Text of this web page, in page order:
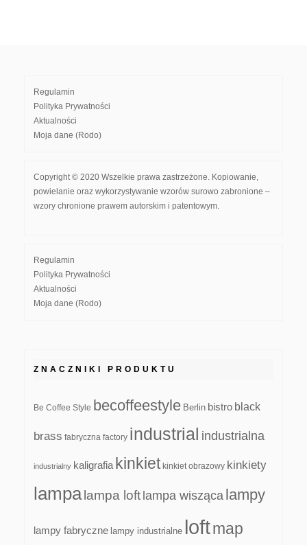
Regulamin
Polityka Prywatności
Aktualności
Moja dane (Rodo)
Copyright © 2020 Wszelkie prawa zastrzeżone. Kopiowanie,
powielanie oraz wykorzystywanie wzorów surowo zabronione –
wzory chronione prawem autorskim i patentowym.
Regulamin
Polityka Prywatności
Aktualności
Moja dane (Rodo)
ZNACZNIKI PRODUKTU
Be Coffee Style becoffeestyle Berlin bistro black
brass fabryczna factory industrial industrialna
industrialny kaligrafia kinkiet kinkiet obrazowy kinkiety
lampa lampa loft lampa wisząca lampy
lampy fabryczne lampy industrialne loftmap